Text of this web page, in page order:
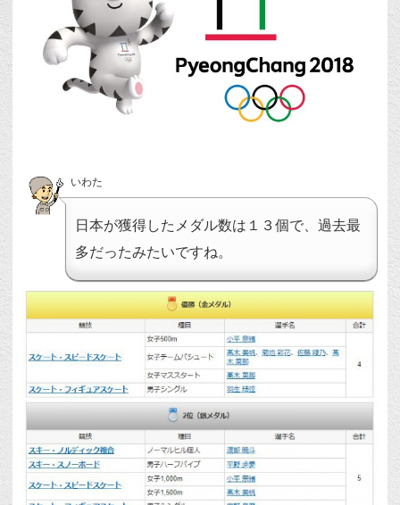
いわた
日本が獲得したメダル数は１３個で、過去最
多だったみたいですね。